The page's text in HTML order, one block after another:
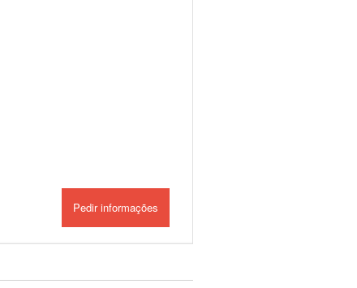
Pedir informações